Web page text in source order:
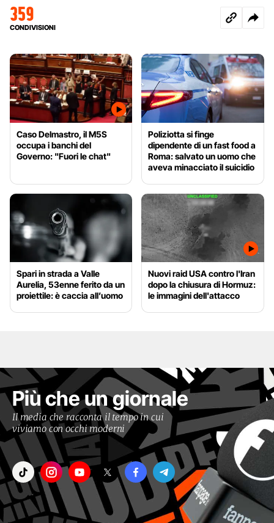
359
CONDIVISIONI
Caso Delmastro, il M5S
occupa i banchi del
Governo: "Fuori le chat"
Poliziotta si finge
dipendente di un fast food a
Roma: salvato un uomo che
aveva minacciato il suicidio
Spari in strada a Valle
Aurelia, 53enne ferito da un
proiettile: è caccia all’uomo
Nuovi raid USA contro l'Iran
dopo la chiusura di Hormuz:
le immagini dell'attacco
Più che un giornale
Il media che racconta il tempo in cui
viviamo con occhi moderni